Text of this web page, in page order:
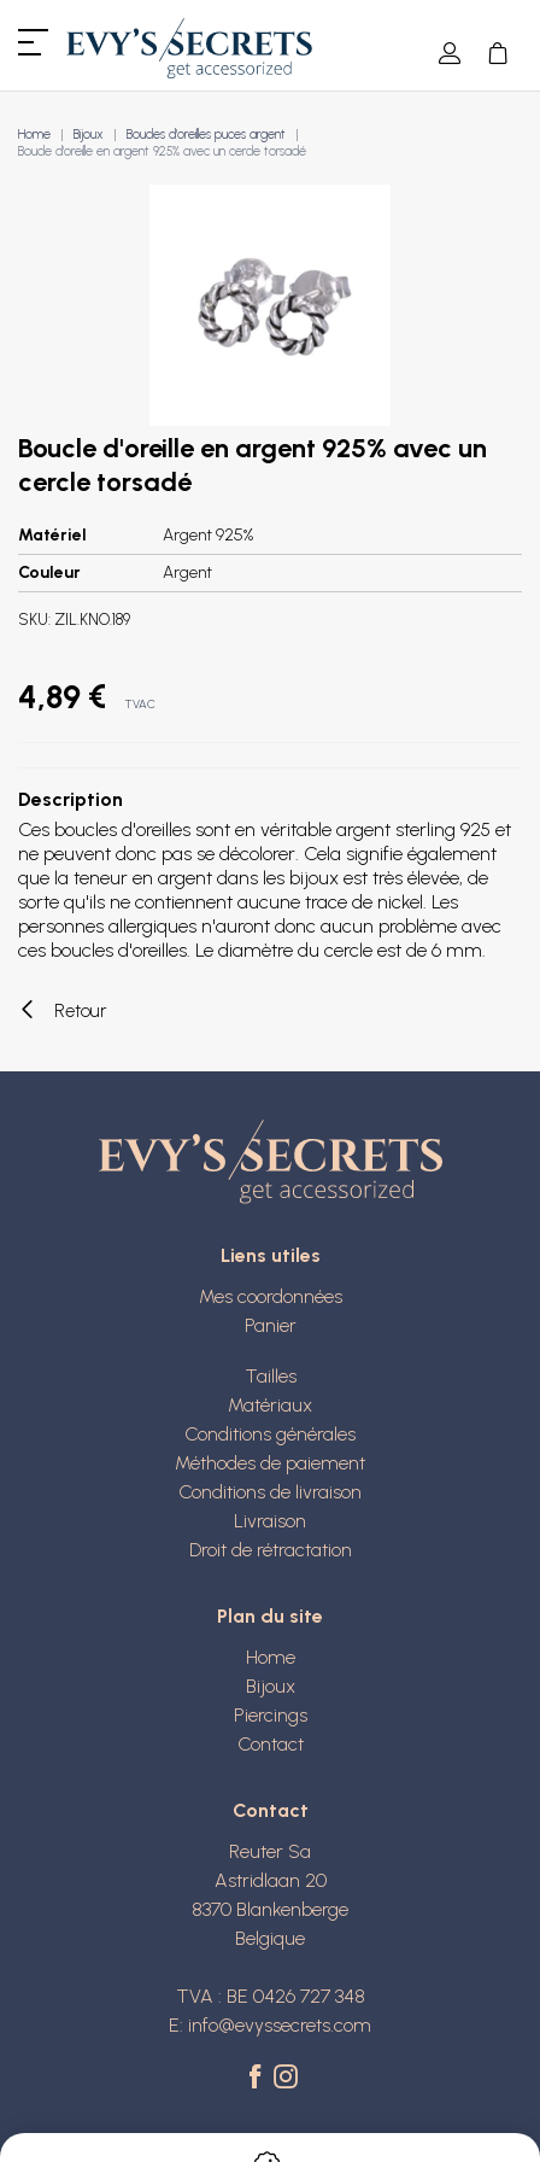
Home Bijoux
Boucles d'oreilles puces argent
Boucle d'oreille en argent 925% avec un cercle torsadé
Boucle d'oreille en argent 925% avec un
cercle torsadé
Matériel
Argent 925%
Couleur
Argent
SKU: ZIL.KNO.189
4,89 € TVAC
Description
Ces boucles d'oreilles sont en véritable argent sterling 925 et
ne peuvent donc pas se décolorer. Cela signifie également
que la teneur en argent dans les bijoux est très élevée, de
sorte qu'ils ne contiennent aucune trace de nickel. Les
personnes allergiques n'auront donc aucun problème avec
ces boucles d'oreilles. Le diamètre du cercle est de 6 mm.
Retour
Liens utiles
Mes coordonnées
Panier
Tailles
Matériaux
Conditions générales
Méthodes de paiement
Conditions de livraison
Livraison
Droit de rétractation
Plan du site
Home
Bijoux
Piercings
Contact
Contact
Reuter Sa
Astridlaan 20
8370 Blankenberge
Belgique
TVA : BE 0426 727 348
E: info@evyssecrets.com